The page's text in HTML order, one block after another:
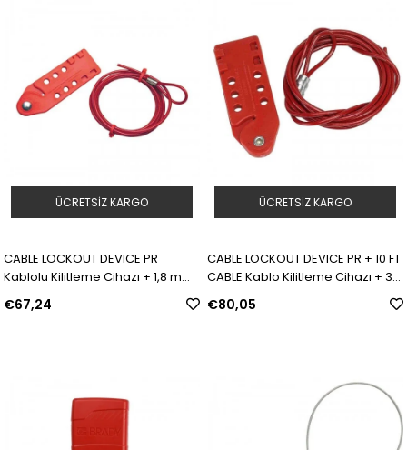
CABLE LOCKOUT DEVICE PR
Kablolu Kilitleme Cihazı + 1,8 m
kablo | Model: 800112 | SKU:
Y273773
€67,24
ÜCRETSIZ KARGO
CABLE LOCKOUT DEVICE PR + 10 FT
CABLE Kablo Kilitleme Cihazı + 3
m kablo | Model: 800114 | SKU:
Y384832
€80,05
ÜCRETSIZ KARGO